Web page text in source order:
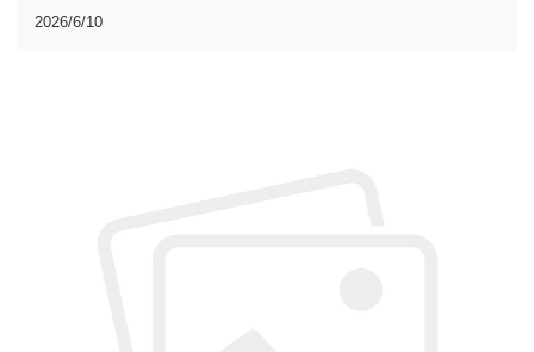
点上：小试阶段的工艺开发做到什么程度才算可靠，放大过
2026/6/10